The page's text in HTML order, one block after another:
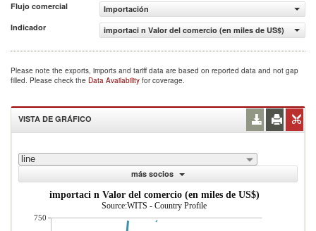
Flujo comercial
Importación
Indicador
importaci n Valor del comercio (en miles de US$)
Please note the exports, imports and tariff data are based on reported data and not gap
filled. Please check the Data Availability for coverage.
VISTA DE GRÁFICO
line
más socios
importaci n Valor del comercio (en miles de US$)
Source:WITS - Country Profile
750